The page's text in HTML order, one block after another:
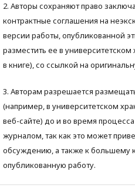
2. Авторы сохраняют право
контрактные соглашения на
версии работы, опубликованной
разместить ее в
в книге), со ссылкой на
3. Авторам разрешается
(например, в университетском
веб-сайте) до и во время
журналом, так как это может
обсуждению, а также к большему
опубликованную работу.